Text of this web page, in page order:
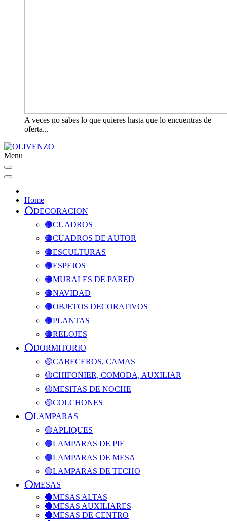
A veces no sabes lo que quieres hasta que lo encuentras de
oferta...
Menu
Home
⭕️DECORACION
🟠CUADROS
🟠CUADROS DE AUTOR
🟠ESCULTURAS
🟠ESPEJOS
🟠MURALES DE PARED
🟠NAVIDAD
🟠OBJETOS DECORATIVOS
🟠PLANTAS
🟠RELOJES
⭕️DORMITORIO
🟡CABECEROS, CAMAS
🟡CHIFONIER, COMODA, AUXILIAR
🟡MESITAS DE NOCHE
🟡COLCHONES
⭕️LAMPARAS
🟢APLIQUES
🟢LAMPARAS DE PIE
🟢LAMPARAS DE MESA
🟢LAMPARAS DE TECHO
⭕️MESAS
🔵MESAS ALTAS
🔵MESAS AUXILIARES
🔵MESAS DE CENTRO